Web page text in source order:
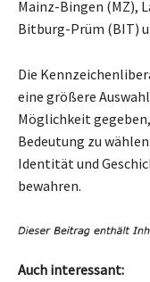
Mainz-Bingen (MZ),
Bitburg-Prüm (BIT)
Die
eine größere
Möglichkeit
Bedeutung zu
Identität und
bewahren.
Auch interessant: